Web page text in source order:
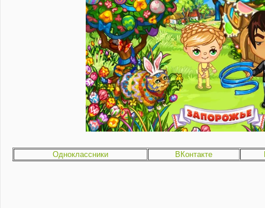
Одноклассники ВКонтакте